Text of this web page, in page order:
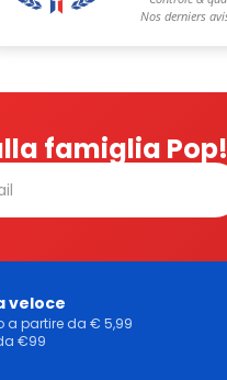
famiglia Pop!
veloce
a partire da € 5,99
€99